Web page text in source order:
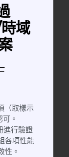
域
（取樣示
。
進行驗證
各項性能
性。